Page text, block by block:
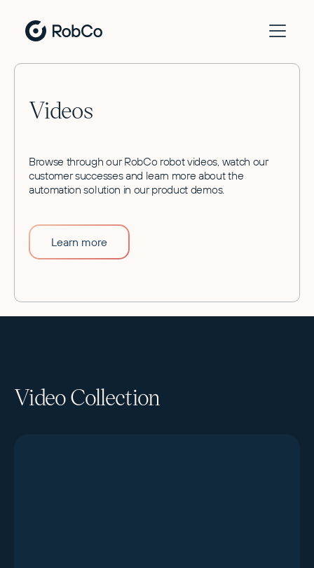
Videos
Browse through our RobCo robot videos, watch our
customer successes and learn more about the
automation solution in our product demos.
Learn more
Video Collection